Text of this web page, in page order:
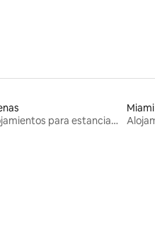
Alojamientos para estancias largas
Miami